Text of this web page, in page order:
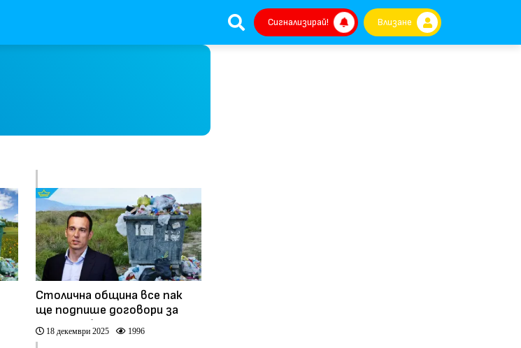
Сигнализирай! Влизане
Столична община все пак
ще подпише договори за
сметосъбиране на
завишени цени, но само за
18 декември 2025 1996